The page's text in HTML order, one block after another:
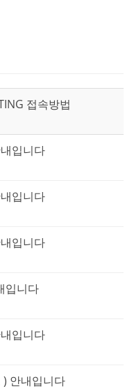
접속방법
입니다
입니다
입니다
입니다
입니다
안내입니다